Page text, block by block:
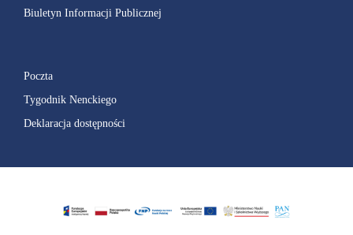
Biuletyn Informacji Publicznej
Poczta
Tygodnik Nenckiego
Deklaracja dostępności